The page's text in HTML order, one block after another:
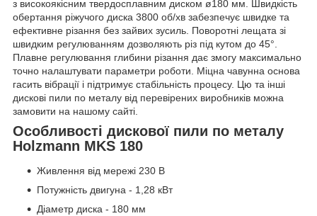
з високоякісним твердосплавним диском ø180 мм. Швидкість
обертання ріжучого диска 3800 об/хв забезпечує швидке та
ефективне різання без зайвих зусиль. Поворотні лещата зі
швидким регулюванням дозволяють різ під кутом до 45°.
Плавне регулювання глибини різання дає змогу максимально
точно налаштувати параметри роботи. Міцна чавунна основа
гасить вібрації і підтримує стабільність процесу. Цю та інші
дискові пили по металу від перевірених виробників можна
замовити на нашому сайті.
Особливості дискової пили по металу
Holzmann MKS 180
Живлення від мережі 230 В
Потужність двигуна - 1,28 кВт
Діаметр диска - 180 мм